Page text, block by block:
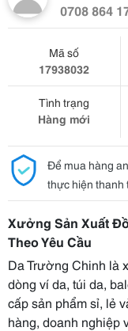
0708 864
Mã số
17938032
Tình trạng
Hàng mới
Để mua hàng
thực hiện
Xưởng Sản Xuất
Theo Yêu Cầu
Da Trường Chinh là
dòng ví da, túi da,
cấp sản phẩm sỉ, lẻ
hàng, doanh nghiệp